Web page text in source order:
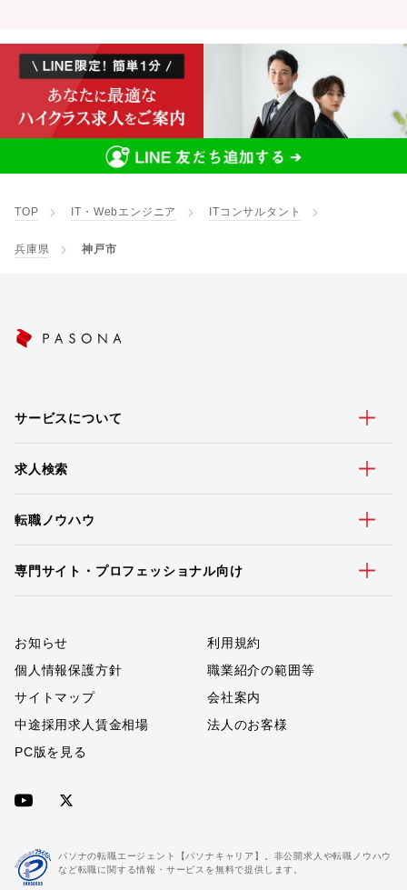
TOP IT・Webエンジニア ITコンサルタント
兵庫県 神戸市
サービスについて
求人検索
転職ノウハウ
専門サイト・プロフェッショナル向け
お知らせ
利用規約
個人情報保護方針
職業紹介の範囲等
サイトマップ
会社案内
中途採用求人賃金相場
法人のお客様
PC版を見る
パソナの転職エージェント【パソナキャリア】。非公開求人や転職ノウハウ
など転職に関する情報・サービスを無料で提供します。